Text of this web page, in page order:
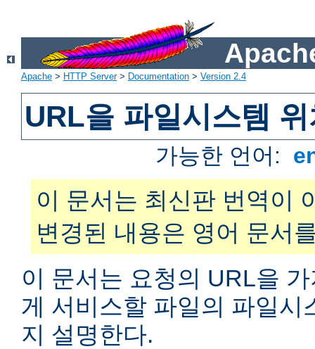
Apache > HTTP Server> Documentation > Version 2.4
URL을 파일시스템
가능한 언어:
이 문서는 최신판 번역이
변경된 내용은 영어 문서
이 문서는 요청의 URL을
게 서비스할 파일의 파일시
지 설명한다.